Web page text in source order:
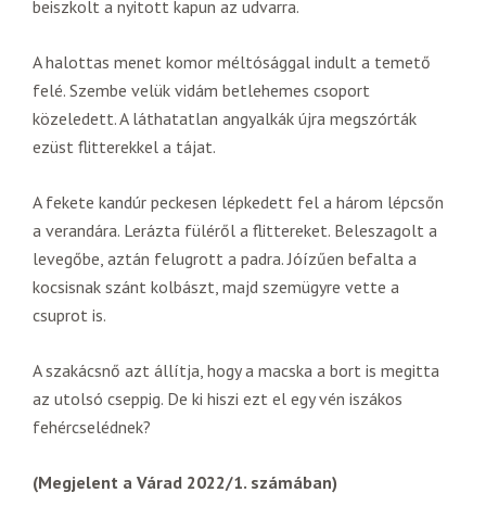
beiszkolt a nyitott kapun az udvarra.
A halottas menet komor méltósággal indult a temető
felé. Szembe velük vidám betlehemes csoport
közeledett. A láthatatlan angyalkák újra megszórták
ezüst flitterekkel a tájat.
A fekete kandúr peckesen lépkedett fel a három lépcsőn
a verandára. Lerázta füléről a flittereket. Beleszagolt a
levegőbe, aztán felugrott a padra. Jóízűen befalta a
kocsisnak szánt kolbászt, majd szemügyre vette a
csuprot is.
A szakácsnő azt állítja, hogy a macska a bort is megitta
az utolsó cseppig. De ki hiszi ezt el egy vén iszákos
fehércselédnek?
(Megjelent a Várad 2022/1. számában)